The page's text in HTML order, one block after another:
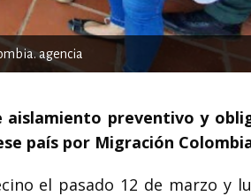
agencia
aislamiento preventivo y
país por Migración
el pasado 12 de marzo y